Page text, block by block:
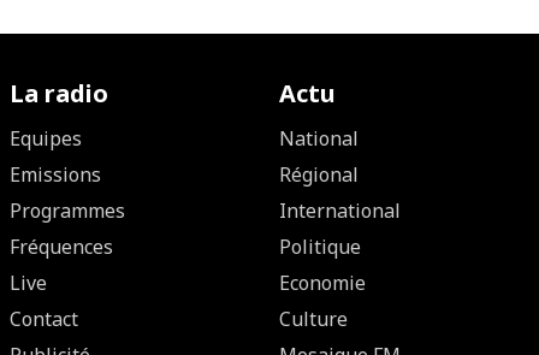
La radio
Equipes
Emissions
Programmes
Fréquences
Live
Contact
Actu
National
Régional
International
Politique
Economie
Culture